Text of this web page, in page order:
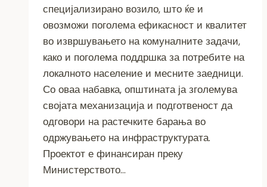
специјализирано возило, што ќе и
овозможи поголема ефикасност и квалитет
во извршувањето на комуналните задачи,
како и поголема поддршка за потребите на
локалното население и месните заедници.
Со оваа набавка, општината ја зголемува
својата механизација и подготвеност да
одговори на растечките барања во
одржувањето на инфраструктурата.
Проектот е финансиран преку
Министерството…